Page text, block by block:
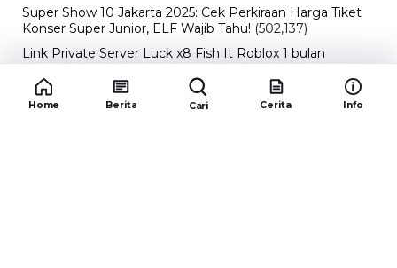
Super Show 10 Jakarta 2025: Cek Perkiraan Harga Tiket
Konser Super Junior, ELF Wajib Tahu! (502,137)
Link Private Server Luck x8 Fish It Roblox 1 bulan
Diadakan oleh Redaksiku.com: Event Langka dengan
Drop Rate yang Melejit
(424,813)
10 Film Indonesia Tayang November 2024, Ada Film
Home Berita Cari Cerita Info